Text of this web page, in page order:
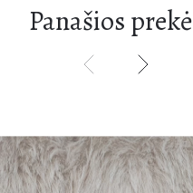
Panašios